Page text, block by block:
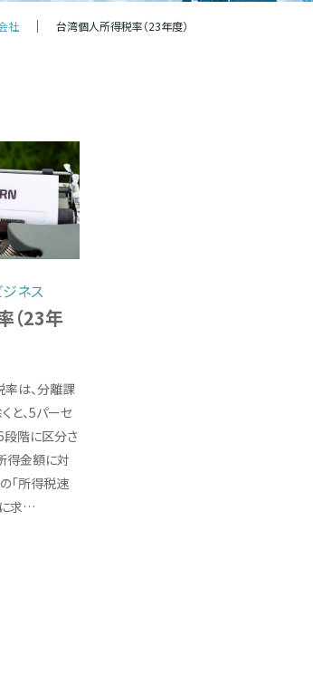
社 台湾個人所得税率（23年度）
ネス
（23年
は、分離課
と、5パーセ
段階に区分さ
得金額に対
「所得税速
求…